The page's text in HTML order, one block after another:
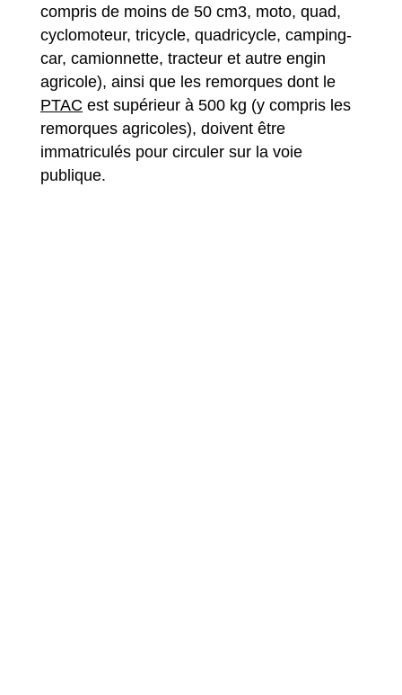
compris de moins de 50 cm3, moto, quad,
cyclomoteur, tricycle, quadricycle, camping-
car, camionnette, tracteur et autre engin
agricole), ainsi que les remorques dont le
PTAC est supérieur à 500 kg (y compris les
remorques agricoles), doivent être
immatriculés pour circuler sur la voie
publique.